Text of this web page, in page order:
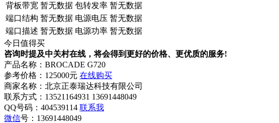
背板带宽 暂无数据 包转发率 暂无数据
端口结构 暂无数据 电源电压 暂无数据
端口描述 暂无数据 电源功率 暂无数据
今日值得买
咨询时提及中关村在线，将会得到更好的价格、更优质的服务!
产品名称： BROCADE G720
参考价格： 125000元 在线购买
商家名称： 北京正泰瑞达科技有限公司
联系方式： 13521164931 13691448049
QQ号码：404539114 联系我
微信号： 13691448049